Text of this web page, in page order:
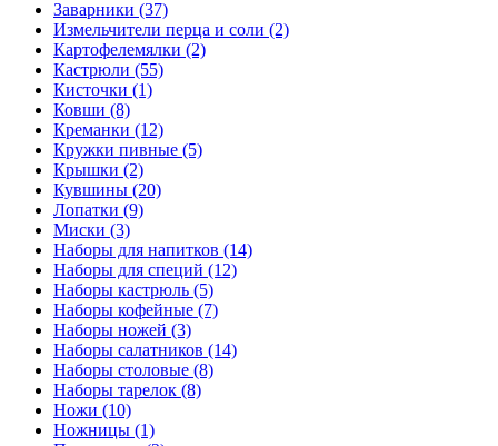
Заварники (37)
Измельчители перца и соли (2)
Картофелемялки (2)
Кастрюли (55)
Кисточки (1)
Ковши (8)
Креманки (12)
Кружки пивные (5)
Крышки (2)
Кувшины (20)
Лопатки (9)
Миски (3)
Наборы для напитков (14)
Наборы для специй (12)
Наборы кастрюль (5)
Наборы кофейные (7)
Наборы ножей (3)
Наборы салатников (14)
Наборы столовые (8)
Наборы тарелок (8)
Ножи (10)
Ножницы (1)